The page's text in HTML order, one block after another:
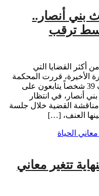
بني أنصار..
متهماً وسط ترقب
أكثر القضايا التي
الأخيرة، قررت المحكمة
الابتدائية بالناظور تأجيل النظر في ملف 39 شخصاً يتابعون على
أنصار، في انتظار
مناقشة القضية خلال جلسة
العنف، […]
تتغير معاني